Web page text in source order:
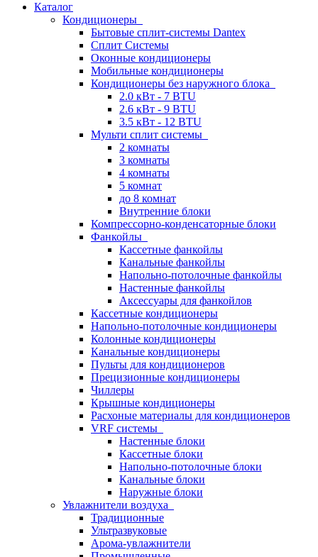
Каталог
Кондиционеры
Бытовые сплит-системы Dantex
Сплит Системы
Оконные кондиционеры
Мобильные кондиционеры
Кондиционеры без наружного блока
2.0 кВт - 7 BTU
2.6 кВт - 9 BTU
3.5 кВт - 12 BTU
Мульти сплит системы
2 комнаты
3 комнаты
4 комнаты
5 комнат
до 8 комнат
Внутренние блоки
Компрессорно-конденсаторные блоки
Фанкойлы
Кассетные фанкойлы
Канальные фанкойлы
Напольно-потолочные фанкойлы
Настенные фанкойлы
Аксессуары для фанкойлов
Кассетные кондиционеры
Напольно-потолочные кондиционеры
Колонные кондиционеры
Канальные кондиционеры
Пульты для кондиционеров
Прецизионные кондиционеры
Чиллеры
Крышные кондиционеры
Расхоные материалы для кондиционеров
VRF системы
Настенные блоки
Кассетные блоки
Напольно-потолочные блоки
Канальные блоки
Наружные блоки
Увлажнители воздуха
Традиционные
Ультразвуковые
Арома-увлажнители